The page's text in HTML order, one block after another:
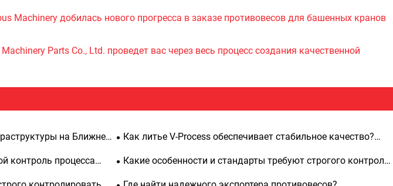
Machinery добилась нового прогресса в заказе противовесов для башенных кранов
Parts Co., Ltd. проведет вас через весь процесс создания качественной
на Ближнем
противовесы
Как литье V-Process обеспечивает стабильное качество?
Zunhua Shengjian Fanrong публикует стандартизированные
контроль процесса
Какие особенности и стандарты требуют строгого контроля
при поставке чугунных противовесов для экскаваторов,